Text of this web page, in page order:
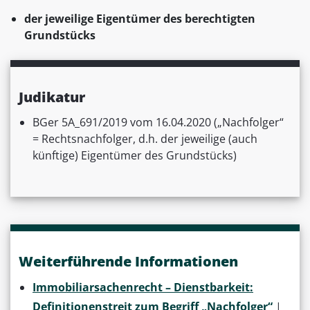
der jeweilige Eigentümer des berechtigten
Grundstücks
Judikatur
BGer 5A_691/2019 vom 16.04.2020 („Nachfolger“
= Rechtsnachfolger, d.h. der jeweilige (auch
künftige) Eigentümer des Grundstücks)
Weiterführende Informationen
Immobiliarsachenrecht – Dienstbarkeit:
Definitionenstreit zum Begriff „Nachfolger“ |